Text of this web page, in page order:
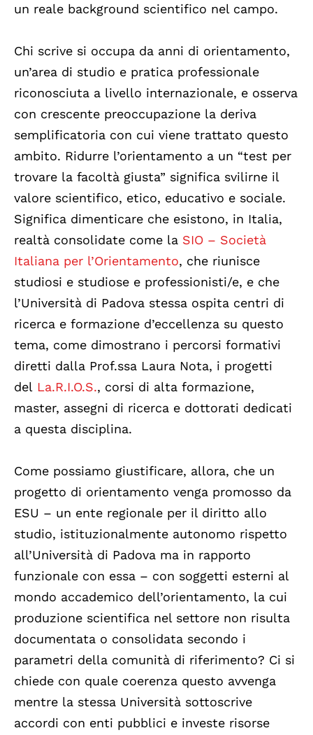
un reale background scientifico nel campo.
Chi scrive si occupa da anni di orientamento,
un’area di studio e pratica professionale
riconosciuta a livello internazionale, e osserva
con crescente preoccupazione la deriva
semplificatoria con cui viene trattato questo
ambito. Ridurre l’orientamento a un “test per
trovare la facoltà giusta” significa svilirne il
valore scientifico, etico, educativo e sociale.
Significa dimenticare che esistono, in Italia,
realtà consolidate come la SIO – Società
Italiana per l’Orientamento, che riunisce
studiosi e studiose e professionisti/e, e che
l’Università di Padova stessa ospita centri di
ricerca e formazione d’eccellenza su questo
tema, come dimostrano i percorsi formativi
diretti dalla Prof.ssa Laura Nota, i progetti
del La.R.I.O.S., corsi di alta formazione,
master, assegni di ricerca e dottorati dedicati
a questa disciplina.
Come possiamo giustificare, allora, che un
progetto di orientamento venga promosso da
ESU – un ente regionale per il diritto allo
studio, istituzionalmente autonomo rispetto
all’Università di Padova ma in rapporto
funzionale con essa – con soggetti esterni al
mondo accademico dell’orientamento, la cui
produzione scientifica nel settore non risulta
documentata o consolidata secondo i
parametri della comunità di riferimento? Ci si
chiede con quale coerenza questo avvenga
mentre la stessa Università sottoscrive
accordi con enti pubblici e investe risorse